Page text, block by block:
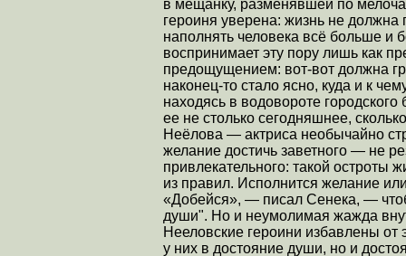
в мещанку, разменявшей по
героиня уверена: жизнь не
наполнять человека всё больше и
воспринимает эту пору лишь как
предощущением: вот-вот должна
наконец-то стало ясно, куда и к
находясь в водовороте
ее не столько сегодняшнее,
Неёлова — актриса необычайно
желание достичь заветного — не
привлекательного: такой остроты
из правил. Исполнится желание
«Добейся», — писал Сенека, —
души". Но и неумолимая жажда
Нееловские героини избавлены
у них в достояние души, но и